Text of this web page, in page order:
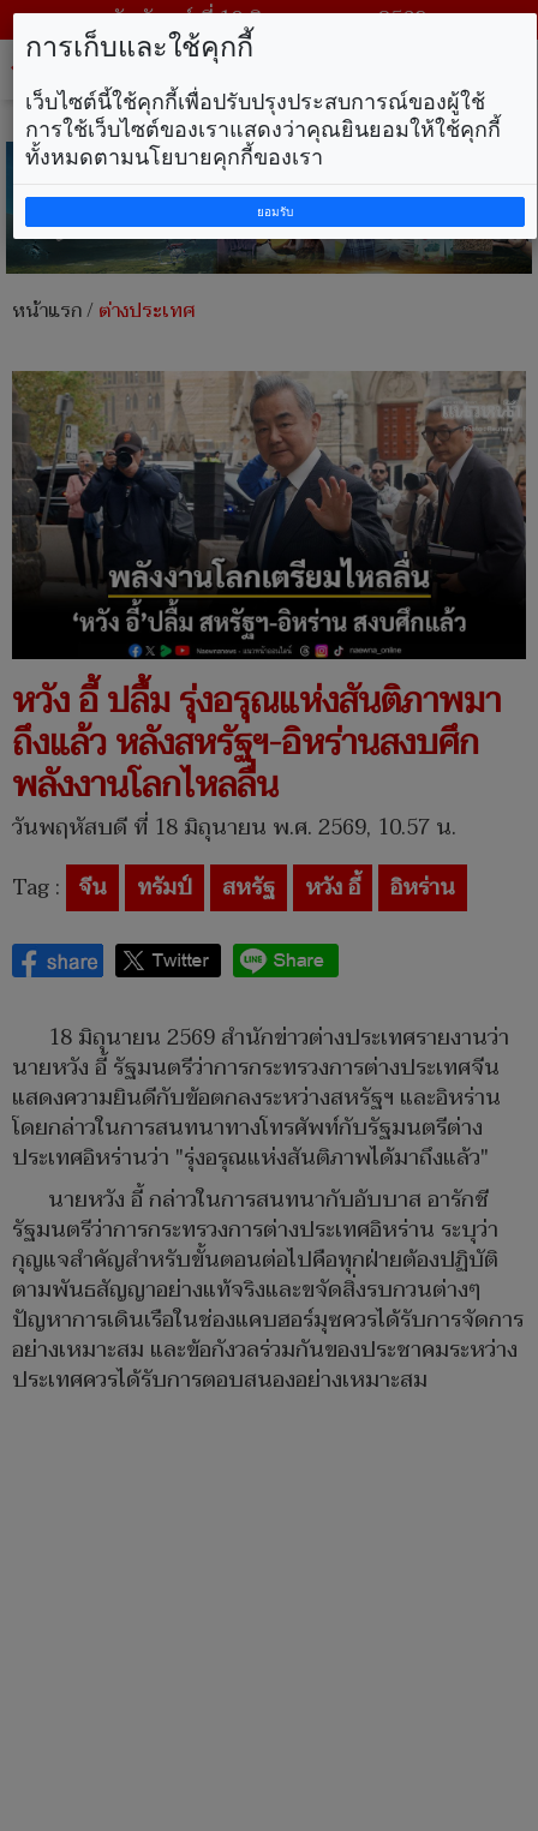
วันจันทร์ ที่ 10 สิงหาคม พ.ศ. 2569
หน้าแรก/ต่างประเทศ
หวัง อี้ ปลื้ม รุ่งอรุณแห่งสันติภาพมา
ถึงแล้ว หลังสหรัฐฯ-อิหร่านสงบศึก
พลังงานโลกไหลลื่น
วันพฤหัสบดี ที่ 18 มิถุนายน พ.ศ. 2569, 10.57 น.
Tag : จีน ทรัมป์ สหรัฐ หวัง อี้ อิหร่าน
18 มิถุนายน 2569 สำนักข่าวต่างประเทศรายงานว่า
นายหวัง อี้ รัฐมนตรีว่าการกระทรวงการต่างประเทศจีน
แสดงความยินดีกับข้อตกลงระหว่างสหรัฐฯ และอิหร่าน
โดยกล่าวในการสนทนาทางโทรศัพท์กับรัฐมนตรีต่าง
ประเทศอิหร่านว่า "รุ่งอรุณแห่งสันติภาพได้มาถึงแล้ว"
นายหวัง อี้ กล่าวในการสนทนากับอับบาส อารักชี
รัฐมนตรีว่าการกระทรวงการต่างประเทศอิหร่าน ระบุว่า
กุญแจสำคัญสำหรับขั้นตอนต่อไปคือทุกฝ่ายต้องปฏิบัติ
ตามพันธสัญญาอย่างแท้จริงและขจัดสิ่งรบกวนต่างๆ
ปัญหาการเดินเรือในช่องแคบฮอร์มุซควรได้รับการจัดการ
อย่างเหมาะสม และข้อกังวลร่วมกันของประชาคมระหว่าง
ประเทศควรได้รับการตอบสนองอย่างเหมาะสม
การเก็บและใช้คุกกี้
เว็บไซต์นี้ใช้คุกกี้เพื่อปรับปรุงประสบการณ์ของผู้ใช้
การใช้เว็บไซต์ของเราแสดงว่าคุณยินยอมให้ใช้คุกกี้
ทั้งหมดตามนโยบายคุกกี้ของเรา
ยอมรับ